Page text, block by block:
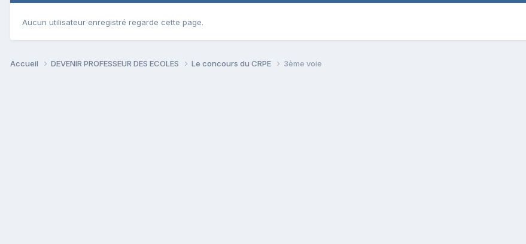
Aucun utilisateur enregistré regarde cette page.
Accueil DEVENIR PROFESSEUR DES ECOLES Le concours du CRPE 3ème voie